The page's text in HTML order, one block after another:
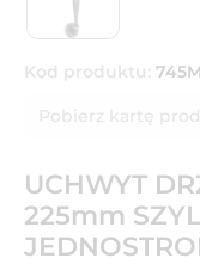
Kod produktu:
Pobierz kartę
UCHWYT
225mm